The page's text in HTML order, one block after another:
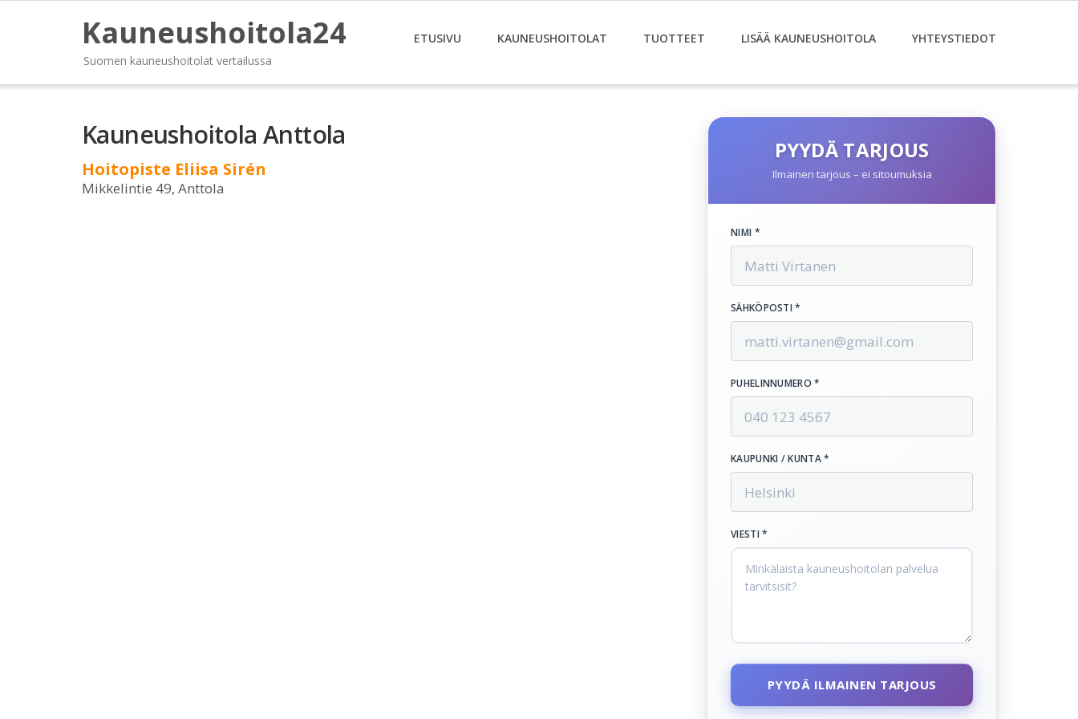
Kauneushoitola24
Suomen kauneushoitolat vertailussa
ETUSIVU KAUNEUSHOITOLAT TUOTTEET LISÄÄ KAUNEUSHOITOLA YHTEYSTIEDOT
Kauneushoitola Anttola
Hoitopiste Eliisa Sirén
Mikkelintie 49, Anttola
PYYDÄ TARJOUS
Ilmainen tarjous – ei sitoumuksia
NIMI *
SÄHKÖPOSTI *
PUHELINNUMERO *
KAUPUNKI / KUNTA *
VIESTI *
PYYDÄ ILMAINEN TARJOUS